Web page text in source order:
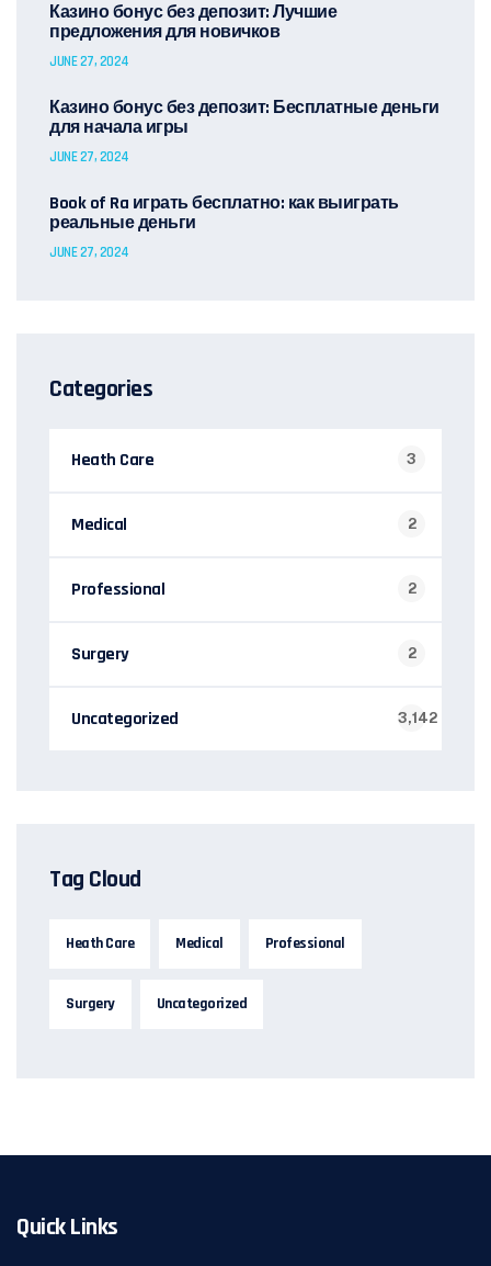
Казино бонус без депозит: Лучшие
предложения для новичков
JUNE 27, 2024
Казино бонус без депозит: Бесплатные деньги
для начала игры
JUNE 27, 2024
Book of Ra играть бесплатно: как выиграть
реальные деньги
JUNE 27, 2024
Categories
Heath Care 3
Medical 2
Professional 2
Surgery 2
Uncategorized 3,142
Tag Cloud
Heath Care Medical Professional
Surgery Uncategorized
Quick Links